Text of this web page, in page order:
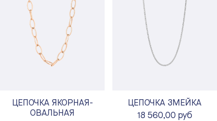
ЦЕПОЧКА ЯКОРНАЯ-
ОВАЛЬНАЯ
ЦЕПОЧКА ЗМЕЙКА
18 560,00 руб